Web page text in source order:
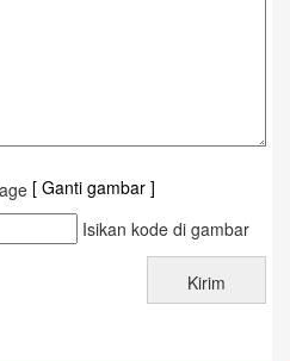
[ Ganti gambar ]
Isikan kode di gambar